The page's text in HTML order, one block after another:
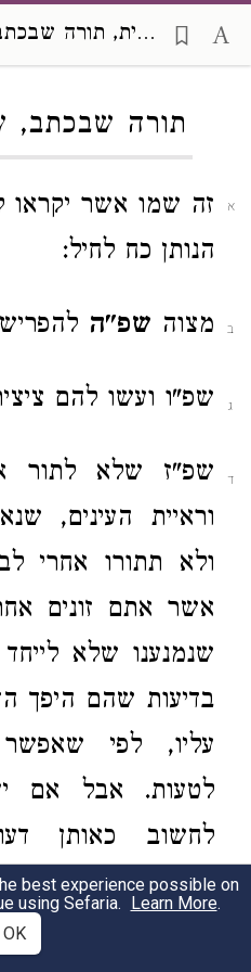
שני לוחות הברית, תורה שבכתב, שלח, נר מצוה
תורה שבכתב,
א זה שמו אשר יקראו
הנותן כח לחיל:
ב מצוה שפ"ה
ג שפ"ו ועשו להם
ד
שפ"ז שלא לתור
וראיית העינים,
ולא תתורו אחרי
אשר אתם זונים
שנמנענו שלא
בדיעות שהם היפך
עליו, לפי
לטעות. אבל אם
לחשוב כאותן
מחשבתו בהן
התורה האמתיים
best experience possible on
using Sefaria. Learn More.
OK